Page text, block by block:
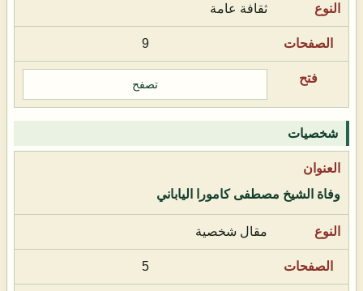
ثقافة عامة
9
تصفح
شخصيات
وفاة الشيخ مصطفى كامورا الياباني
مقال شخصية
5